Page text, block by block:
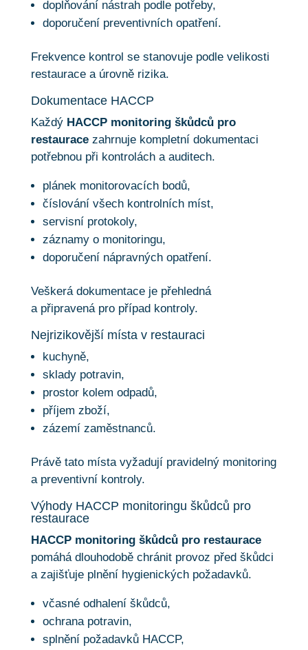
doplňování nástrah podle potřeby,
doporučení preventivních opatření.
Frekvence kontrol se stanovuje podle velikosti
restaurace a úrovně rizika.
Dokumentace HACCP
Každý HACCP monitoring škůdců pro
restauracezahrnuje kompletní dokumentaci
potřebnou při kontrolách a auditech.
plánek monitorovacích bodů,
číslování všech kontrolních míst,
servisní protokoly,
záznamy o monitoringu,
doporučení nápravných opatření.
Veškerá dokumentace je přehledná
a připravená pro případ kontroly.
Nejrizikovější místa v restauraci
kuchyně,
sklady potravin,
prostor kolem odpadů,
příjem zboží,
zázemí zaměstnanců.
Právě tato místa vyžadují pravidelný monitoring
a preventivní kontroly.
Výhody HACCP monitoringu škůdců pro
restaurace
HACCP monitoring škůdců pro restaurace
pomáhá dlouhodobě chránit provoz před škůdci
a zajišťuje plnění hygienických požadavků.
včasné odhalení škůdců,
ochrana potravin,
splnění požadavků HACCP,